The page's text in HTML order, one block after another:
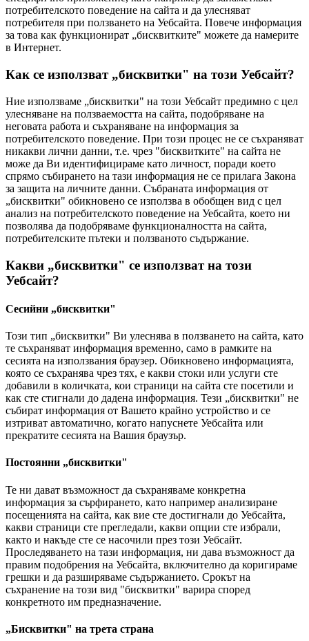
потребителското поведение на сайта и да улесняват
потребителя при ползването на Уебсайта. Повече информация
за това как функционират „бисквитките" можете да намерите
в Интернет.
Как се използват „бисквитки" на този Уебсайт?
Ние използваме „бисквитки" на този Уебсайт предимно с цел
улесняване на ползваемостта на сайта, подобряване на
неговата работа и съхраняване на информация за
потребителското поведение. При този процес не се съхраняват
никакви лични данни, т.е. чрез "бисквитките" на сайта не
може да Ви идентифицираме като личност, поради което
спрямо събирането на тази информация не се прилага Закона
за защита на личните данни. Събраната информация от
„бисквитки" обикновено се използва в обобщен вид с цел
анализ на потребителското поведение на Уебсайта, което ни
позволява да подобряваме функционалността на сайта,
потребителските пътеки и ползваното съдържание.
Какви „бисквитки" се използват на този
Уебсайт?
Сесийни „бисквитки"
Този тип „бисквитки" Ви улеснява в ползването на сайта, като
те съхраняват информация временно, само в рамките на
сесията на използвания браузер. Обикновено информацията,
която се съхранява чрез тях, е какви стоки или услуги сте
добавили в количката, кои страници на сайта сте посетили и
как сте стигнали до дадена информация. Тези „бисквитки" не
събират информация от Вашето крайно устройство и се
изтриват автоматично, когато напуснете Уебсайта или
прекратите сесията на Вашия браузър.
Постоянни „бисквитки"
Те ни дават възможност да съхраняваме конкретна
информация за сърфирането, като например анализиране
посещенията на сайта, как вие сте достигнали до Уебсайта,
какви страници сте прегледали, какви опции сте избрали,
както и накъде сте се насочили през този Уебсайт.
Проследяването на тази информация, ни дава възможност да
правим подобрения на Уебсайта, включително да коригираме
грешки и да разширяваме съдържанието. Срокът на
съхранение на този вид "бисквитки" варира според
конкретното им предназначение.
„Бисквитки" на трета страна